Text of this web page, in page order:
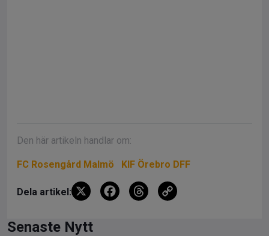
Den här artikeln handlar om:
FC Rosengård Malmö KIF Örebro DFF
Dela artikel: X
F
T
Senaste Nytt